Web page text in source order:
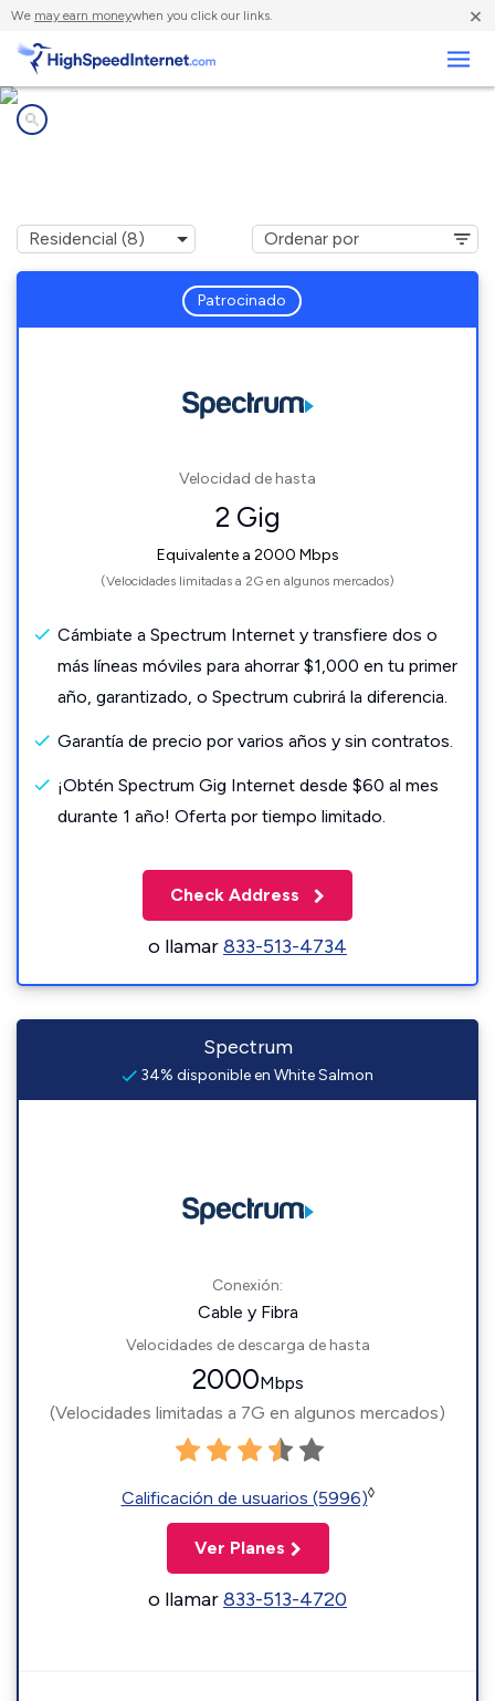
We may earn moneywhen you click our links. ×
Patrocinado
Velocidad de hasta
2 Gig
Equivalente a 2000 Mbps
(Velocidades limitadas a 2G en algunos mercados)
Cámbiate a Spectrum Internet y transfiere dos o
más líneas móviles para ahorrar $1,000 en tu primer
año, garantizado, o Spectrum cubrirá la diferencia.
Garantía de precio por varios años y sin contratos.
¡Obtén Spectrum Gig Internet desde $60 al mes
durante 1 año! Oferta por tiempo limitado.
Check Address
o llamar833-513-4734
Spectrum
34% disponible en White Salmon
Conexión:
Cable y Fibra
Velocidades de descarga de hasta
2000Mbps
(Velocidades limitadas a 7G en algunos mercados)
Calificación de usuarios (5996)◊
Ver Planes
o llamar833-513-4720